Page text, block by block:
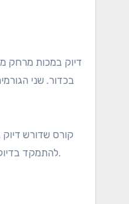
דיוק במכות מרחק
בכדור. שני
קורס שדורש
להתמקד בדיוק. לעומת זאת, קורסים המאפשרים מכות ארוכות עשויים להציע שטחים רחבים יותר אך מציבים אתגרים במכות גישה.